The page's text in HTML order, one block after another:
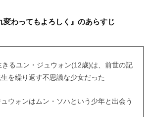
変わってもよろしく』のあらすじ
るユン・ジュウォン(12歳)は、前世の記
を繰り返す不思議な少女だった
ウォンはムン・ソハという少年と出会う